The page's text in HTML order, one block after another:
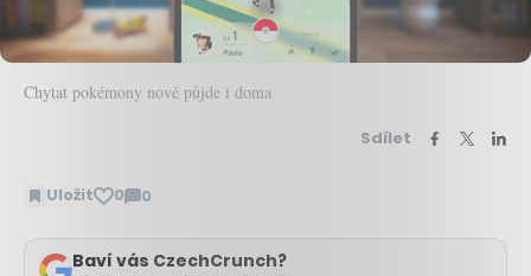
Chytat pokémony nově půjde i doma
Sdílet
Uložit 0 0
Zobrazit
Baví vás CzechCrunch?